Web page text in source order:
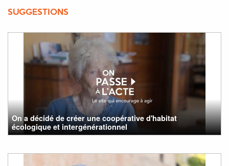
SUGGESTIONS
On a décidé de créer une coopérative d'habitat
écologique et intergénérationnel